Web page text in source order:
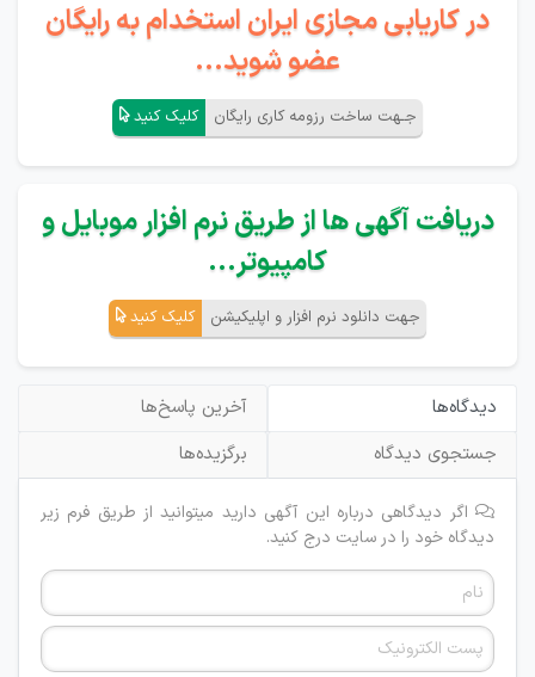
در کاریابی مجازی ایران استخدام به رایگان
عضو شوید...
جـهت ساخت رزومه کاری رایگان کلیک کنید
دریافت آگهی ها از طریق نرم افزار موبایل و
کامپیوتر...
جهت دانلود نرم افزار و اپلیکیشن کلیک کنید
دیدگاه‌ها
آخرین پاسخ‌ها
جستجوی دیدگاه
برگزیده‌ها
اگر دیدگاهی درباره این آگهی دارید میتوانید از طریق فرم زیر
دیدگاه خود را در سایت درج کنید.